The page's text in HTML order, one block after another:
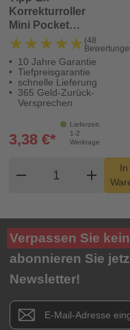
Korrekturroller
Mini Pocket
Mouse, 5 mm x 5
m
★★★★★
★★★★★ (48
10 Jahre Garantie
Tiefpreisgarantie
schnelle Lieferung
365 Geld-Zurück-
Versprechen
Lieferzeit:
1-2
Werktage
3,38 €*
remove
Produkt
add
In
Verpassen Sie
abonnieren Sie
Newsletter!
Newsletter E-Mail Adresse